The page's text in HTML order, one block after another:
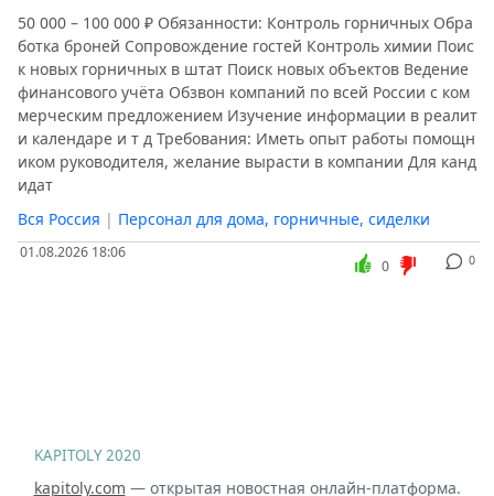
50 000 – 100 000 ₽ Обязанности: Контроль горничных Обра
ботка броней Сопровождение гостей Контроль химии Поис
к новых горничных в штат Поиск новых объектов Ведение
финансового учёта Обзвон компаний по всей России с ком
мерческим предложением Изучение информации в реалит
и календаре и т д Требования: Иметь опыт работы помощн
иком руководителя, желание вырасти в компании Для канд
идат
Вся Россия | Персонал для дома, горничные, сиделки
01.08.2026 18:06 0
0
KAPITOLY 2020
kapitoly.com — открытая новостная онлайн-платформа.